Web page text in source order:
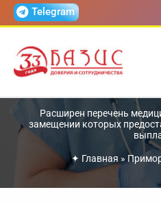
ПерейтиTelegram
Расширен перечень
замещении которых
✦ Главная »